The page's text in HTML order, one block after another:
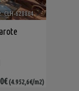
CLH-628864 🔗
(4.952,6€/m2)